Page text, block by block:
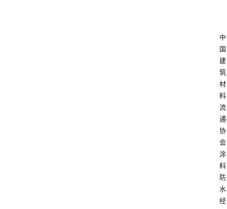
中
国
建
筑
材
料
流
通
协
会
涂
料
防
水
经